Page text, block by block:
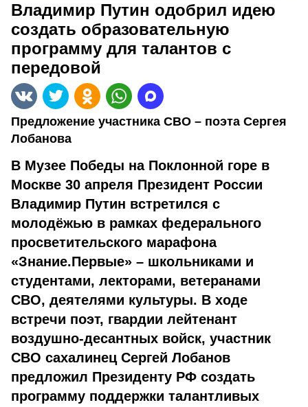
Владимир Путин одобрил идею
создать образовательную
программу для талантов с
передовой
Предложение участника СВО – поэта Сергея
Лобанова
В Музее Победы на Поклонной горе в
Москве 30 апреля Президент России
Владимир Путин встретился с
молодёжью в рамках федерального
просветительского марафона
«Знание.Первые» – школьниками и
студентами, лекторами, ветеранами
СВО, деятелями культуры. В ходе
встречи поэт, гвардии лейтенант
воздушно-десантных войск, участник
СВО сахалинец Сергей Лобанов
предложил Президенту РФ создать
программу поддержки талантливых